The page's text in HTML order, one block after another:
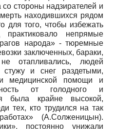
со стороны надзирателей и
находившихся рядом
для того, чтобы избежать
практиковало непрямые
народа» - тюремные
заключенных, бараки,
отапливались, людей
стужу и снег раздетыми,
медицинской помощи и
от голодного и
была крайне высокой,
тех, кто трудился на так
(А.Солженицын).
постоянно унижали